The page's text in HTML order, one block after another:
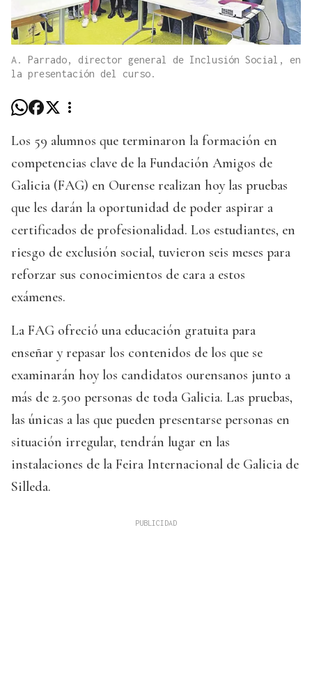
A. Parrado, director general de Inclusión Social, en
la presentación del curso.
Los 59 alumnos que terminaron la formación en
competencias clave de la Fundación Amigos de
Galicia (FAG) en Ourense realizan hoy las pruebas
que les darán la oportunidad de poder aspirar a
certificados de profesionalidad. Los estudiantes, en
riesgo de exclusión social, tuvieron seis meses para
reforzar sus conocimientos de cara a estos
exámenes.
La FAG ofreció una educación gratuita para
enseñar y repasar los contenidos de los que se
examinarán hoy los candidatos ourensanos junto a
más de 2.500 personas de toda Galicia. Las pruebas,
las únicas a las que pueden presentarse personas en
situación irregular, tendrán lugar en las
instalaciones de la Feira Internacional de Galicia de
Silleda.